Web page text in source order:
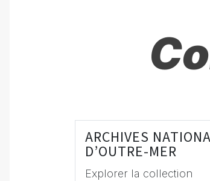
ARCHIVES
D’OUTRE-MER
Explorer la collection